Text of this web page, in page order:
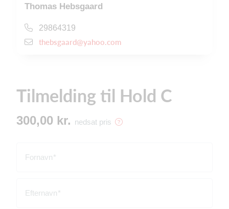
Thomas Hebsgaard
29864319
thebsgaard@yahoo.com
Tilmelding til Hold C
300,00 kr. nedsat pris
Fornavn
Efternavn